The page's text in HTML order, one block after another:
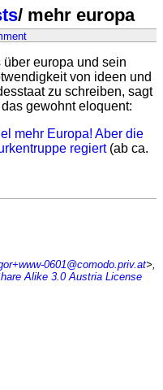
/ mehr europa
europa und sein
von ideen und
zu schreiben, sagt
gewohnt eloquent:
mehr Europa! Aber die
regiert(ab ca.
0601@comodo.priv.at>,
Alike 3.0 Austria License